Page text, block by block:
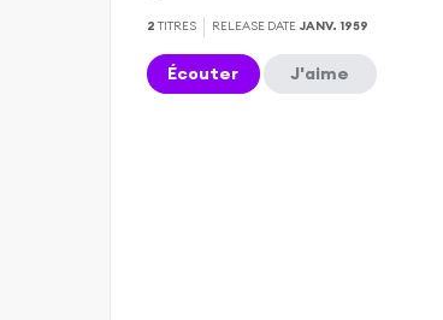
2TITRES RELEASE DATE JANV. 1959
Écouter J'aime